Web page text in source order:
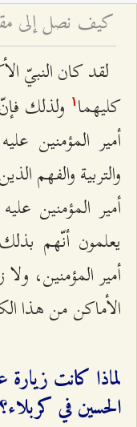
لقد كان النبيّ
كليهما ۱
ولذلك
أمير المؤمنين
والتربية والفهم
أمير المؤمنين
يعلمون أنّهم
أمير المؤمنين،
الأماكن من هذا
لماذا كانت زيارة
الحسين في